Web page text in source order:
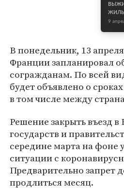
9
В понедельник, 13
Франции запланировал
согражданам. По всей
будет объявлено о
в том числе между
Решение закрыть въезд в
государств и
середине марта на фоне
ситуации с
Предварительно запрет
продлиться месяц.